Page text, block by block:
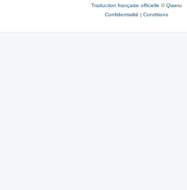
Traduction française officielle ©Qiaeru
Confidentialité | Conditions